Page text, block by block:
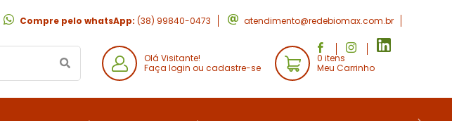
Compre pelo whatsApp: (38) 99840-0473 atendimento@redebiomax.com.br
Olá Visitante!
Faça login ou cadastre-se
0 itens
Meu Carrinho